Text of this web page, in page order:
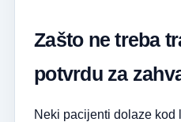
Zašto ne treba
potvrdu za
Neki pacijenti dolaze kod